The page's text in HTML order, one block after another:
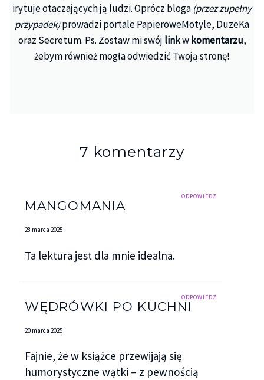
irytuje otaczających ją ludzi. Oprócz bloga (przez zupełny
przypadek)prowadzi portale PapieroweMotyle, DuzeKa
oraz Secretum. Ps. Zostaw mi swój linkwkomentarzu,
żebym również mogła odwiedzić Twoją stronę!
7 komentarzy
ODPOWIEDZ
MANGOMANIA
28 marca 2025
Ta lektura jest dla mnie idealna.
ODPOWIEDZ
WĘDRÓWKI PO KUCHNI
20 marca 2025
Fajnie, że w książce przewijają się
humorystyczne wątki – z pewnością